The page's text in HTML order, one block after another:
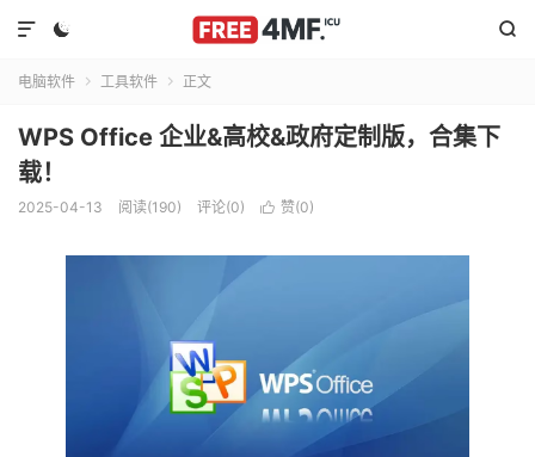
 

电脑软件  工具软件  正文
WPS Office 企业&高校&政府定制版，合集下
载！
2025-04-13 阅读(190) 评论(0)  赞(0)